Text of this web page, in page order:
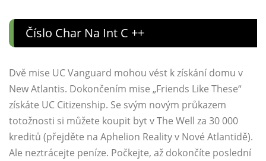
Číslo Char Na Int C ++
Dvě mise UC Vanguard mohou vést k získání domu v
New Atlantis. Dokončením mise „Friends Like These“
získáte UC Citizenship. Se svým novým průkazem
totožnosti si můžete koupit byt v The Well za 30 000
kreditů (přejděte na Aphelion Reality v Nové Atlantidě).
Ale neztrácejte peníze. Počkejte, až dokončíte poslední